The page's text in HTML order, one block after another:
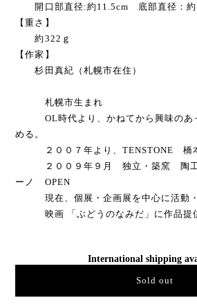
開口部直径:約11.5cm 底部直径：約
【重さ】
約322ｇ
【作家】
杉田真紀（札幌市在住）
札幌市生まれ
OL時代より、かねてから興味のあ
める。
２００７年より、TENSTONE 橋本
２００９年９月 独立・築窯 陶工
ーノ OPEN
現在、個展・企画展を中心に活動・
映画 「ぶどうのなみだ」に作品提
International shipping
Sold out